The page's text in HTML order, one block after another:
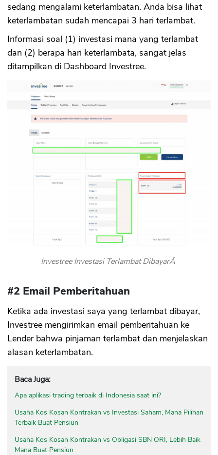
sedang mengalami keterlambatan. Anda bisa lihat
keterlambatan sudah mencapai 3 hari terlambat.
Informasi soal (1) investasi mana yang terlambat
dan (2) berapa hari keterlambata, sangat jelas
ditampilkan di Dashboard Investree.
Investree Investasi Terlambat DibayarÂ
#2 Email Pemberitahuan
Ketika ada investasi saya yang terlambat dibayar,
Investree mengirimkan email pemberitahuan ke
Lender bahwa pinjaman terlambat dan menjelaskan
alasan keterlambatan.
Baca Juga:
Apa aplikasi trading terbaik di Indonesia saat ini?
Usaha Kos Kosan Kontrakan vs Investasi Saham, Mana Pilihan
Terbaik Buat Pensiun
Usaha Kos Kosan Kontrakan vs Obligasi SBN ORI, Lebih Baik
Mana Buat Pensiun